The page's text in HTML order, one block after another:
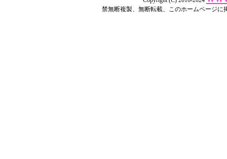
禁無断複製、無断転載、このホームページ